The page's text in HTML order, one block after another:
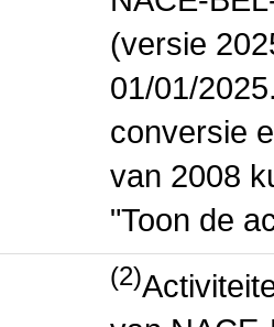
(versie
01/01/
conversie
van 2008
"Toon de
(2)